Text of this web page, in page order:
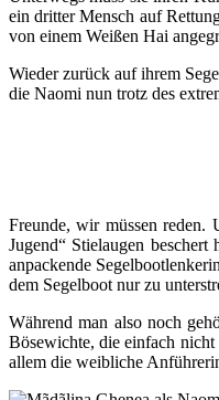
ein dritter Mensch auf
von einem Weißen Hai
Wieder zurück auf ihrem
die Naomi nun trotz des
Freunde, wir müssen
Jugend“ Stielaugen
anpackende
dem Segelboot nur zu
Während man also noch
Bösewichte, die einfach nicht
allem die weibliche